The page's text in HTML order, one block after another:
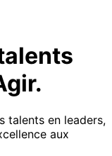
talents en leaders,
aux